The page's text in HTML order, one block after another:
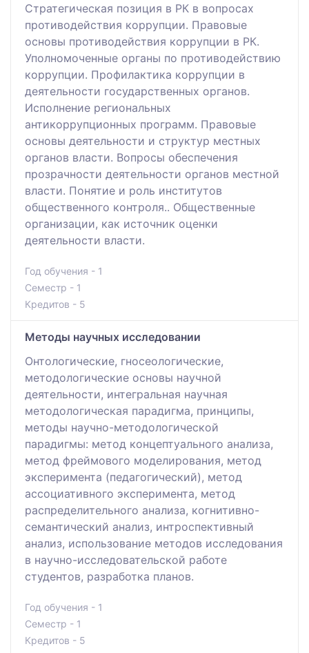
Стратегическая позиция в РК в вопросах
противодействия коррупции. Правовые
основы противодействия коррупции в РК.
Уполномоченные органы по противодействию
коррупции. Профилактика коррупции в
деятельности государственных органов.
Исполнение региональных
антикоррупционных программ. Правовые
основы деятельности и структур местных
органов власти. Вопросы обеспечения
прозрачности деятельности органов местной
власти. Понятие и роль институтов
общественного контроля.. Общественные
организации, как источник оценки
деятельности власти.
Год обучения - 1
Семестр - 1
Кредитов - 5
Методы научных исследовании
Онтологические, гносеологические,
методологические основы научной
деятельности, интегральная научная
методологическая парадигма, принципы,
методы научно-методологической
парадигмы: метод концептуального анализа,
метод фреймового моделирования, метод
эксперимента (педагогический), метод
ассоциативного эксперимента, метод
распределительного анализа, когнитивно-
семантический анализ, интроспективный
анализ, использование методов исследования
в научно-исследовательской работе
студентов, разработка планов.
Год обучения - 1
Семестр - 1
Кредитов - 5